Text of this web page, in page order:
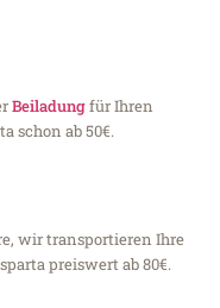
Beiladungfür Ihren
schon ab 50€.
wir transportieren Ihre
preiswert ab 80€.